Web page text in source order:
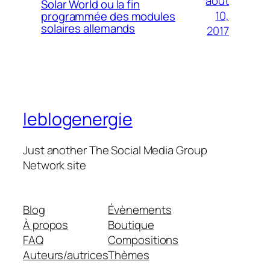
Solar World ou la fin
programmée des modules
solaires allemands
10,
2017
leblogenergie
Just another The Social Media Group
Network site
Blog
À propos
FAQ
Auteurs/autrices
Évènements
Boutique
Compositions
Thèmes